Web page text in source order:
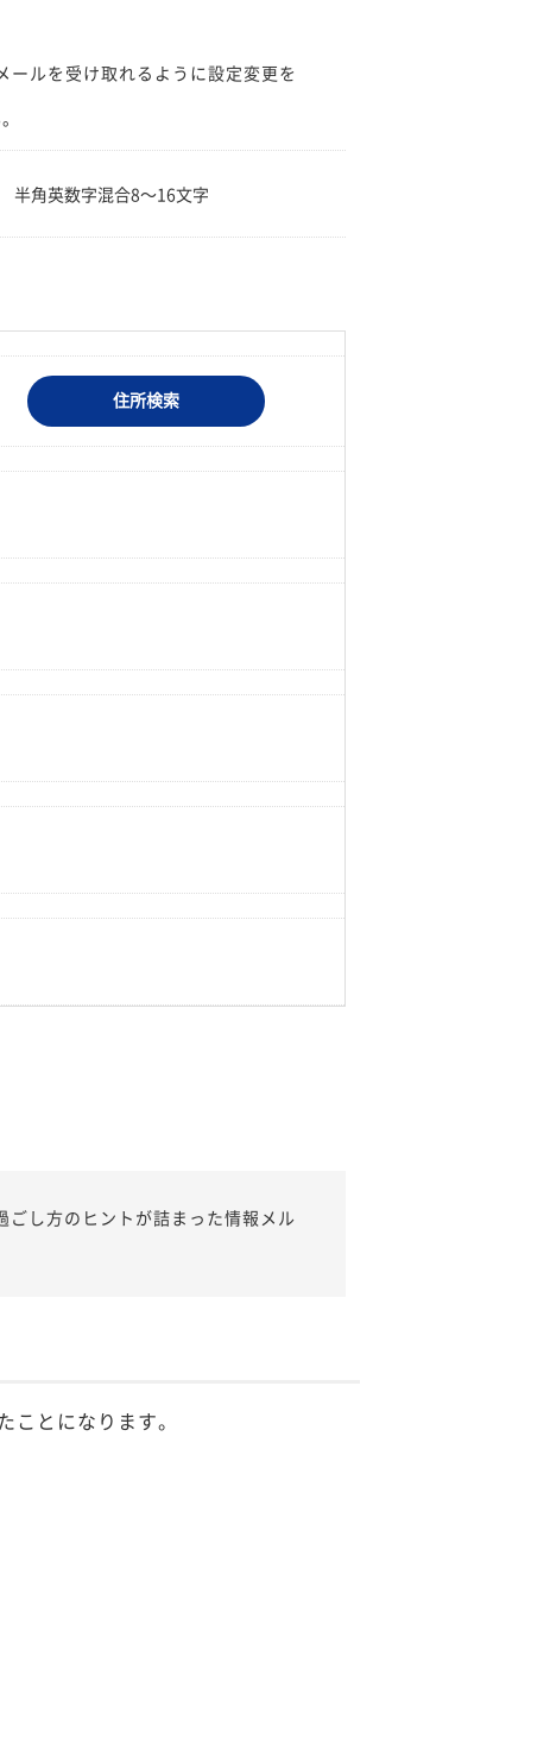
ルを受け取れるように設定変更を
半角英数字混合8〜16文字
住所検索
ごし方のヒントが詰まった情報メル
ことになります。